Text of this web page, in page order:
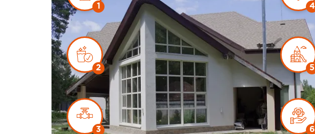
1
2
3
4
5
6